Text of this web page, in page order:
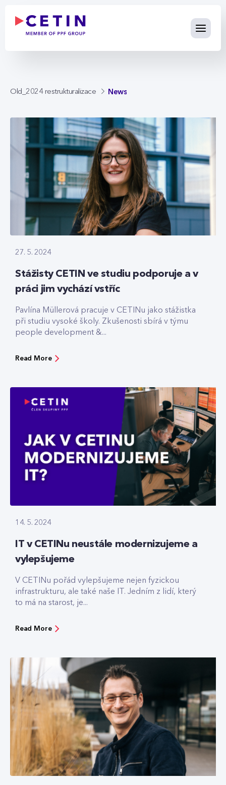
Old_2024 restrukturalizace News
27. 5. 2024
Stážisty CETIN ve studiu podporuje a v
práci jim vychází vstříc
Pavlína Müllerová pracuje v CETINu jako stážistka
při studiu vysoké školy. Zkušenosti sbírá v týmu
people development &...
Read More
14. 5. 2024
IT v CETINu neustále modernizujeme a
vylepšujeme
V CETINu pořád vylepšujeme nejen fyzickou
infrastrukturu, ale také naše IT. Jedním z lidí, který
to má na starost, je...
Read More